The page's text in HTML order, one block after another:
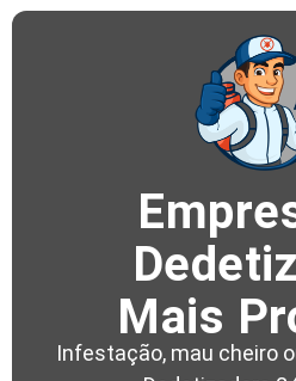
Mais
Infestação, mau cheiro